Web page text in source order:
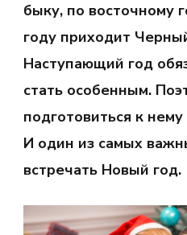
быку, по восточному
году приходит
Наступающий год
стать особенным.
подготовиться к
И один из самых
встречать Новый год.